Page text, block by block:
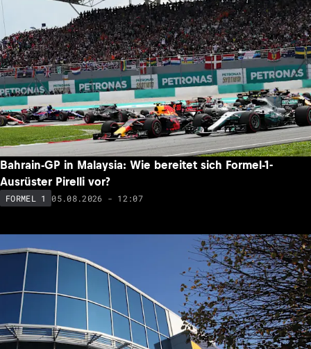
Bahrain-GP in Malaysia: Wie bereitet sich Formel-1-
Ausrüster Pirelli vor?
FORMEL 1 05.08.2026 - 12:07